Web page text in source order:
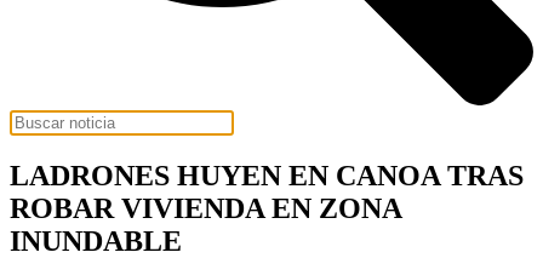
LADRONES HUYEN EN CANOA TRAS
ROBAR VIVIENDA EN ZONA
INUNDABLE